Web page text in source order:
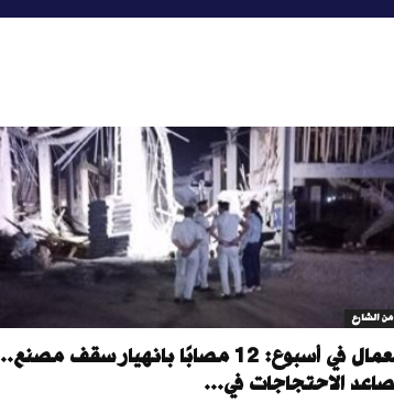
من الشارع
العمال في أسبوع: 12 مصابًا بانهيار سقف مصنع..
الاحتجاجات في...